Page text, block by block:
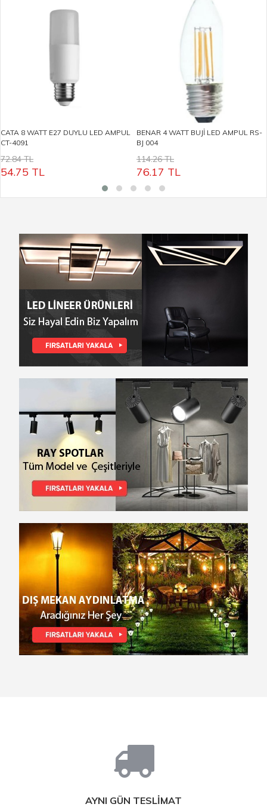
CATA 8 WATT E27 DUYLU LED AMPUL
CT-4091
72.84 TL
54.75 TL
BENAR 4 WATT BUJİ LED AMPUL RS-
BJ 004
114.26 TL
76.17 TL
AYNI GÜN TESLİMAT